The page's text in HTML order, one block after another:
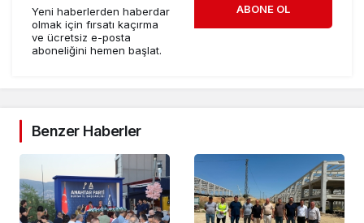
Yeni haberlerden haberdar
olmak için fırsatı kaçırma
ve ücretsiz e-posta
aboneliğini hemen başlat.
ABONE OL
Benzer Haberler